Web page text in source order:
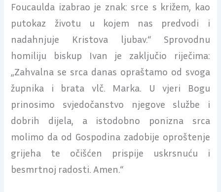
Foucaulda izabrao je znak: srce s križem, kao
putokaz životu u kojem nas predvodi i
nadahnjuje Kristova ljubav.“ Sprovodnu
homiliju biskup Ivan je zaključio riječima:
„Zahvalna se srca danas opraštamo od svoga
župnika i brata vlč. Marka. U vjeri Bogu
prinosimo svjedočanstvo njegove službe i
dobrih dijela, a istodobno ponizna srca
molimo da od Gospodina zadobije oproštenje
grijeha te očišćen prispije uskrsnuću i
besmrtnoj radosti. Amen.“